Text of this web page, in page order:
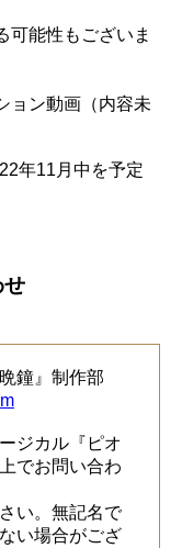
可能性もございま
ョン動画（内容未
年11月中を予定
せ
鐘』制作部
ジカル『ピオ
でお問い合わ
い。無記名で
い場合がござ